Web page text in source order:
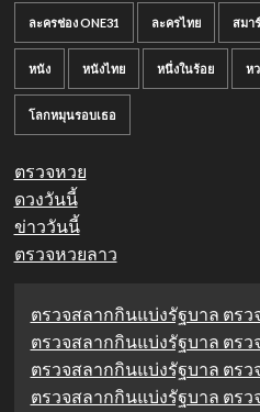
ละครช่อง ONE31 ละครไทย สมา
หนัง หนังไทย หนึ่งในร้อย ห
โลกหมุนรอบเธอ
ตรวจหวย
ดวงวันนี้
ข่าววันนี้
ตรวจหวยลาว
ตรวจสลากกินแบ่งรัฐบาล ตรว
ตรวจสลากกินแบ่งรัฐบาล ตรว
ตรวจสลากกินแบ่งรัฐบาล ตรว
ตรวจสลากกินแบ่งรัฐบาล ตรว